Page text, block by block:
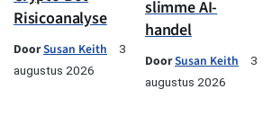
Risicoanalyse
DoorSusan Keith
3
augustus 2026
slimme AI-
handel
DoorSusan Keith
3
augustus 2026